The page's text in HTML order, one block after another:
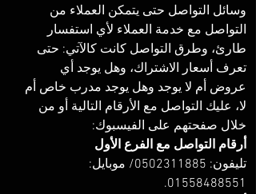
وسائل التواصل حتى يتمكن العملاء من
التواصل مع خدمة العملاء لأي استفسار
طارئ، وطرق التواصل كانت كالآتي: حتى
تعرف أسعار الاشتراك، وهل يوجد أي
عروض أم لا يوجد وهل يوجد مدرب خاص أم
لا، عليك التواصل مع الأرقام التالية أو من
خلال صفحتهم على الفيسبوك:
أرقام التواصل مع الفرع الأول
تليفون: 0502311885/ موبايل:
01558488551.